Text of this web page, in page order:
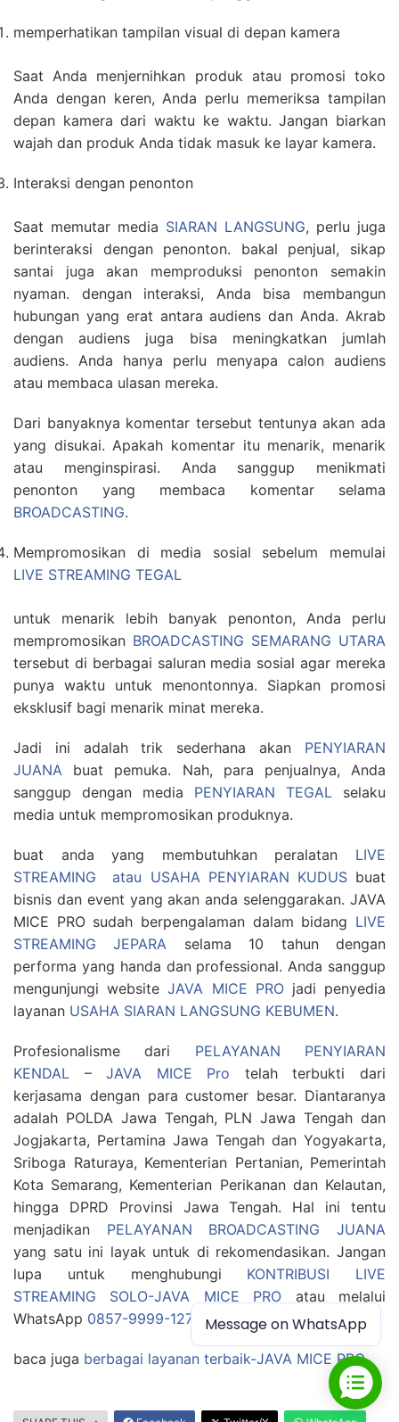
memperhatikan tampilan visual di depan kamera
Saat Anda menjernihkan produk atau promosi toko
Anda dengan keren, Anda perlu memeriksa tampilan
depan kamera dari waktu ke waktu. Jangan biarkan
wajah dan produk Anda tidak masuk ke layar kamera.
Interaksi dengan penonton
Saat memutar media SIARAN LANGSUNG, perlu juga
berinteraksi dengan penonton. bakal penjual, sikap
santai juga akan memproduksi penonton semakin
nyaman. dengan interaksi, Anda bisa membangun
hubungan yang erat antara audiens dan Anda. Akrab
dengan audiens juga bisa meningkatkan jumlah
audiens. Anda hanya perlu menyapa calon audiens
atau membaca ulasan mereka.
Dari banyaknya komentar tersebut tentunya akan ada
yang disukai. Apakah komentar itu menarik, menarik
atau menginspirasi. Anda sanggup menikmati
penonton yang membaca komentar selama
BROADCASTING.
Mempromosikan di media sosial sebelum memulai
LIVE STREAMING TEGAL
untuk menarik lebih banyak penonton, Anda perlu
mempromosikan BROADCASTING SEMARANG UTARA
tersebut di berbagai saluran media sosial agar mereka
punya waktu untuk menontonnya. Siapkan promosi
eksklusif bagi menarik minat mereka.
Jadi ini adalah trik sederhana akan PENYIARAN
JUANA buat pemuka. Nah, para penjualnya, Anda
sanggup dengan media PENYIARAN TEGAL selaku
media untuk mempromosikan produknya.
buat anda yang membutuhkan peralatan LIVE
STREAMING atau USAHA PENYIARAN KUDUSbuat
bisnis dan event yang akan anda selenggarakan. JAVA
MICE PRO sudah berpengalaman dalam bidang LIVE
STREAMING JEPARA selama 10 tahun dengan
performa yang handa dan professional. Anda sanggup
mengunjungi websiteJAVA MICE PROjadi penyedia
layanan USAHA SIARAN LANGSUNG KEBUMEN.
Profesionalisme dari PELAYANAN PENYIARAN
KENDAL –JAVA MICE Pro telah terbukti dari
kerjasama dengan para customer besar. Diantaranya
adalah POLDA Jawa Tengah, PLN Jawa Tengah dan
Jogjakarta, Pertamina Jawa Tengah dan Yogyakarta,
Sriboga Raturaya, Kementerian Pertanian, Pemerintah
Kota Semarang, Kementerian Perikanan dan Kelautan,
hingga DPRD Provinsi Jawa Tengah. Hal ini tentu
menjadikan PELAYANAN BROADCASTING JUANA
yang satu ini layak untuk di rekomendasikan. Jangan
lupa untuk menghubungi KONTRIBUSI LIVE
STREAMING SOLO-JAVA MICE PRO atau melalui
WhatsApp 0857-9999-1272
baca juga berbagai layanan terbaik-JAVA MICE PRO
Message on WhatsApp